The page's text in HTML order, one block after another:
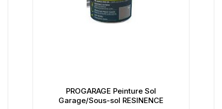
PROGARAGE Peinture Sol
Garage/Sous-sol RESINENCE